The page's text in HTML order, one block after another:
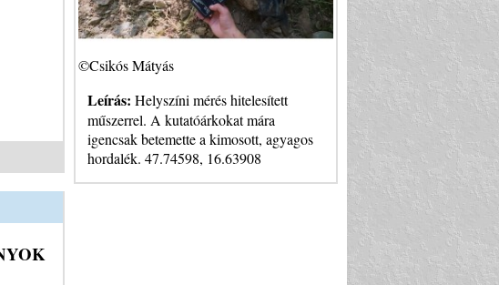
©Csikós Mátyás
Leírás: Helyszíni mérés hitelesített
műszerrel. A kutatóárkokat mára
igencsak betemette a kimosott, agyagos
hordalék. 47.74598, 16.63908